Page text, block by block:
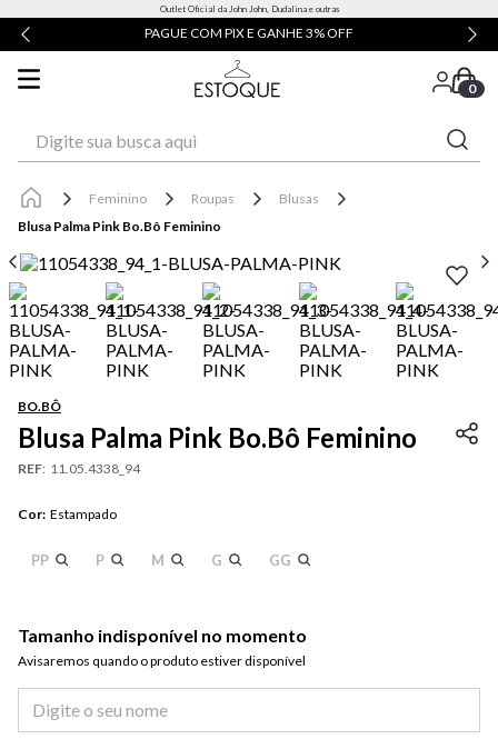
Outlet Oficial da John John, Dudalina e outras
PAGUE COM PIX E GANHE 3% OFF
0
Feminino Roupas
Blusas
Blusa Palma Pink Bo.Bô Feminino
BO.BÔ
Blusa Palma Pink Bo.Bô Feminino
REF: 11.05.4338_94
Cor: Estampado
PP P M G GG
Tamanho indisponível no momento
Avisaremos quando o produto estiver disponível​